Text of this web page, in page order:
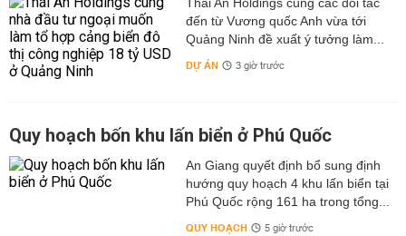
Thái An Holdings cùng các đối tác
đến từ Vương quốc Anh vừa tới
Quảng Ninh đề xuất ý tưởng làm...
DỰ ÁN 3 giờ trước
Quy hoạch bốn khu lấn biển ở Phú Quốc
An Giang quyết định bổ sung định
hướng quy hoạch 4 khu lấn biển tại
Phú Quốc rộng 161 ha trong tổng...
QUY HOẠCH 5 giờ trước